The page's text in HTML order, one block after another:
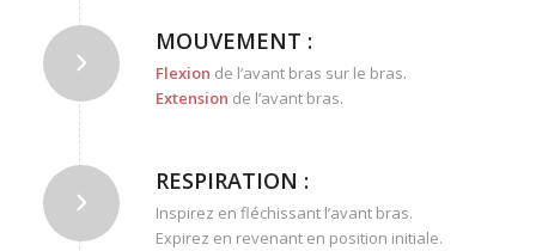
MOUVEMENT :
Flexion de l’avant bras sur le bras.
Extension de l’avant bras.
RESPIRATION :
Inspirez en fléchissant l’avant bras.
Expirez en revenant en position initiale.